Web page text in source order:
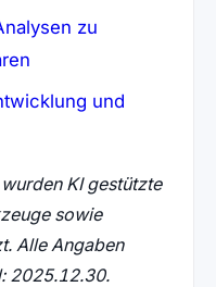
zu
und
KI gestützte
sowie
Alle Angaben
2025.12.30.